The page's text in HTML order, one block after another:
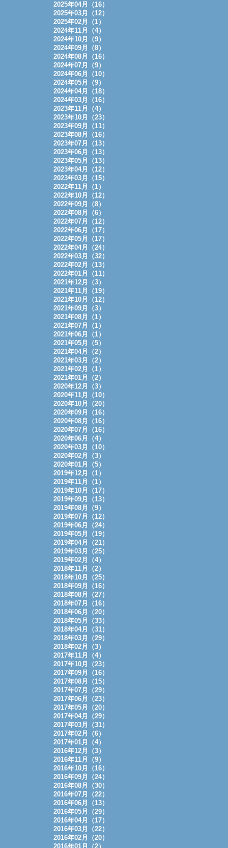
2025年04月（16）
2025年03月（12）
2025年02月（1）
2024年11月（4）
2024年10月（9）
2024年09月（8）
2024年08月（16）
2024年07月（9）
2024年06月（10）
2024年05月（9）
2024年04月（18）
2024年03月（16）
2023年11月（4）
2023年10月（23）
2023年09月（11）
2023年08月（16）
2023年07月（13）
2023年06月（13）
2023年05月（13）
2023年04月（12）
2023年03月（15）
2022年11月（1）
2022年10月（12）
2022年09月（8）
2022年08月（6）
2022年07月（12）
2022年06月（17）
2022年05月（17）
2022年04月（24）
2022年03月（32）
2022年02月（13）
2022年01月（11）
2021年12月（3）
2021年11月（19）
2021年10月（12）
2021年09月（3）
2021年08月（1）
2021年07月（1）
2021年06月（1）
2021年05月（5）
2021年04月（2）
2021年03月（2）
2021年02月（1）
2021年01月（2）
2020年12月（3）
2020年11月（10）
2020年10月（20）
2020年09月（16）
2020年08月（16）
2020年07月（16）
2020年06月（4）
2020年03月（10）
2020年02月（3）
2020年01月（5）
2019年12月（1）
2019年11月（1）
2019年10月（17）
2019年09月（13）
2019年08月（9）
2019年07月（12）
2019年06月（24）
2019年05月（19）
2019年04月（21）
2019年03月（25）
2019年02月（4）
2018年11月（2）
2018年10月（25）
2018年09月（16）
2018年08月（27）
2018年07月（16）
2018年06月（20）
2018年05月（33）
2018年04月（31）
2018年03月（29）
2018年02月（3）
2017年11月（4）
2017年10月（23）
2017年09月（16）
2017年08月（15）
2017年07月（29）
2017年06月（23）
2017年05月（20）
2017年04月（29）
2017年03月（31）
2017年02月（6）
2017年01月（4）
2016年12月（3）
2016年11月（9）
2016年10月（16）
2016年09月（24）
2016年08月（30）
2016年07月（22）
2016年06月（13）
2016年05月（29）
2016年04月（17）
2016年03月（22）
2016年02月（20）
2016年01月（2）